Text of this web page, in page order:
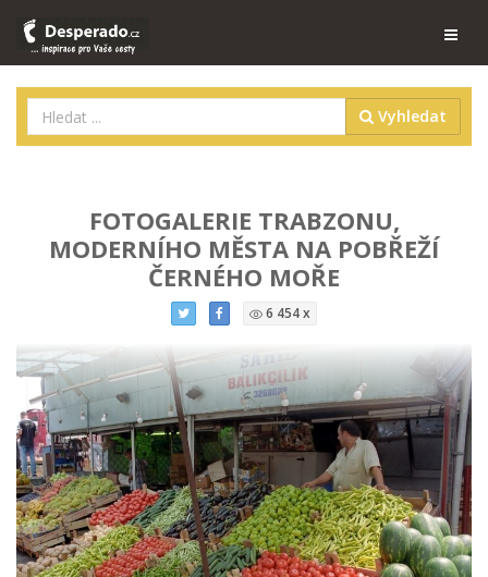
Vyhledat
FOTOGALERIE TRABZONU,
MODERNÍHO MĚSTA NA POBŘEŽÍ
ČERNÉHO MOŘE
6 454 x